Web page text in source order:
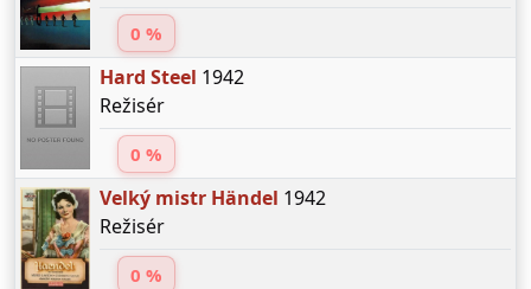
0 %
Hard Steel 1942
Režisér
0 %
Velký mistr Händel 1942
Režisér
0 %